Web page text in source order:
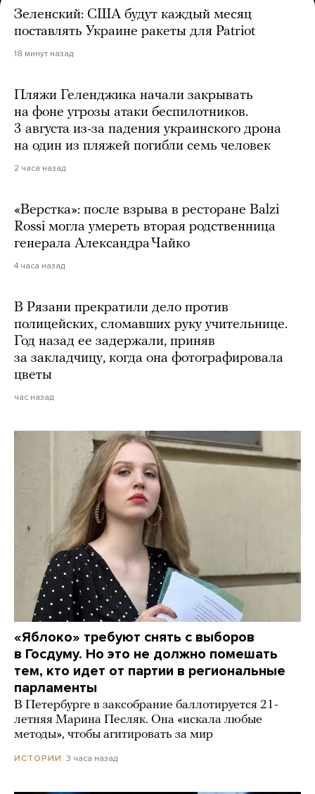
Зеленский: США будут каждый месяц
поставлять Украине ракеты для Patriot
18 минут назад
Пляжи Геленджика начали закрывать
на фоне угрозы атаки беспилотников.
3 августа из-за падения украинского дрона
на один из пляжей погибли семь человек
2 часа назад
«Верстка»: после взрыва в ресторане Balzi
Rossi могла умереть вторая родственница
генерала Александра Чайко
4 часа назад
В Рязани прекратили дело против
полицейских, сломавших руку учительнице.
Год назад ее задержали, приняв
за закладчицу, когда она фотографировала
цветы
час назад
«Яблоко» требуют снять с выборов
в Госдуму. Но это не должно помешать
тем, кто идет от партии в региональные
парламенты
В Петербурге в заксобрание баллотируется 21-
летняя Марина Песляк. Она «искала любые
методы», чтобы агитировать за мир
ИСТОРИИ 3 часа назад